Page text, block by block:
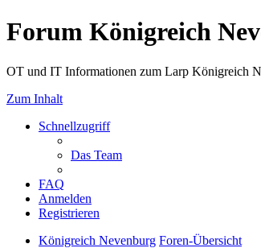
Forum Königreich
OT und IT Informationen zum Larp Königreich
Zum Inhalt
Schnellzugriff
Das Team
FAQ
Anmelden
Registrieren
Königreich Nevenburg Foren-Übersicht